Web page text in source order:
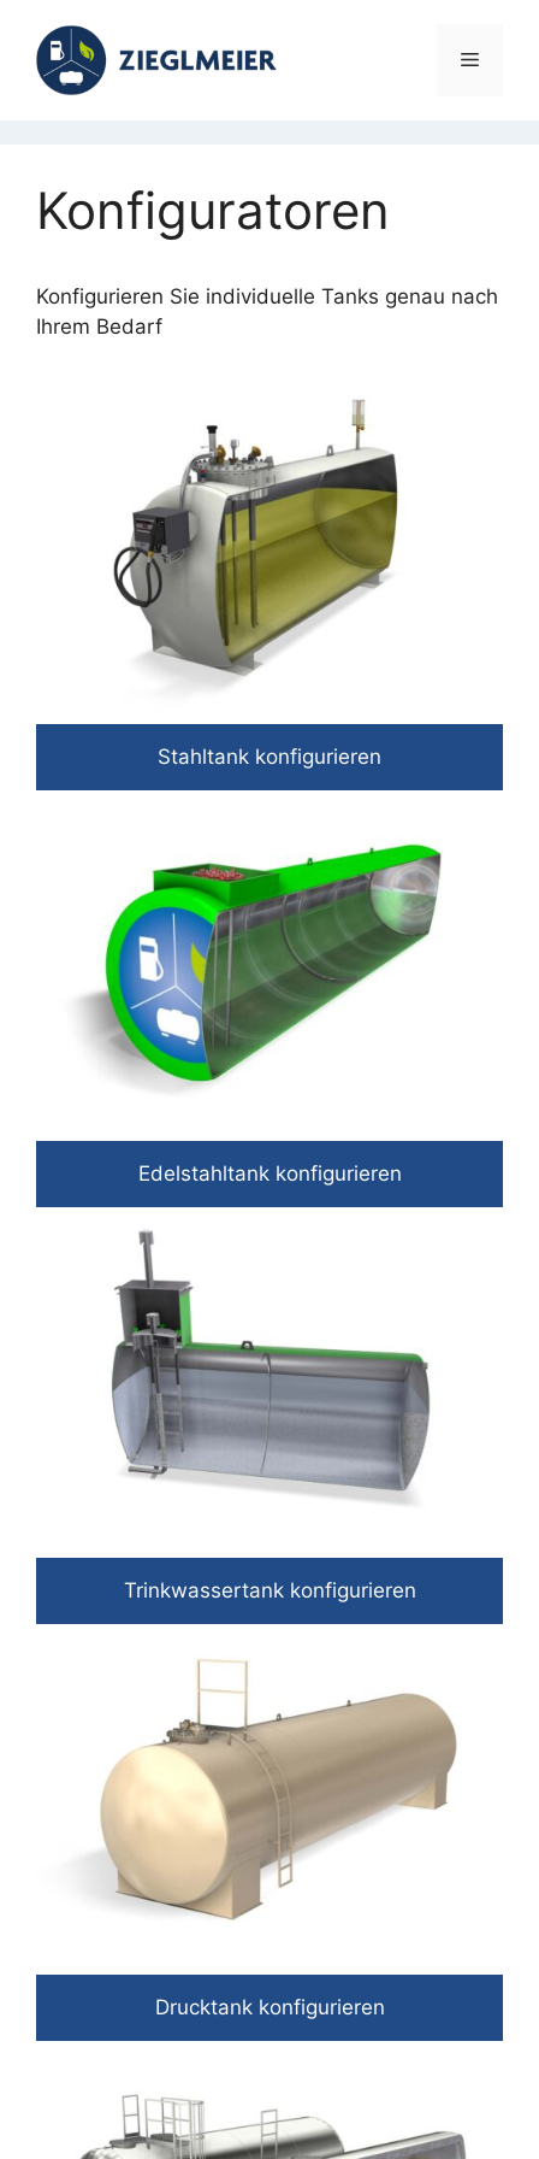
Inhalt
springen
Menü
Konfiguratoren
Konfigurieren Sie individuelle Tanks genau nach
Ihrem Bedarf
Stahltank konfigurieren
Edelstahltank konfigurieren
Trinkwassertank konfigurieren
Drucktank konfigurieren